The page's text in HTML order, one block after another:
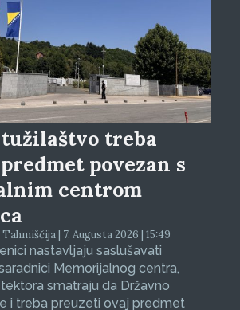
treba
povezan s
centrom
| 7. Augusta 2026 | 15:49
nastavljaju saslušavati
Memorijalnog centra,
smatraju da Državno
i treba preuzeti ovaj predmet